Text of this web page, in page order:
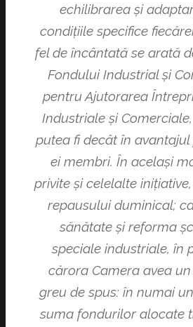
echilibrarea şi
condiţiile specifice
fel de încântată se arată
Fondului Industrial şi
pentru Ajutorarea
Industriale şi
putea fi decât în
ei membri. În acelaşi
privite şi celelalte
repausului duminical;
sănătate şi reforma
speciale industriale, în
cărora Camera avea
greu de spus: în numai
suma fondurilor alocate